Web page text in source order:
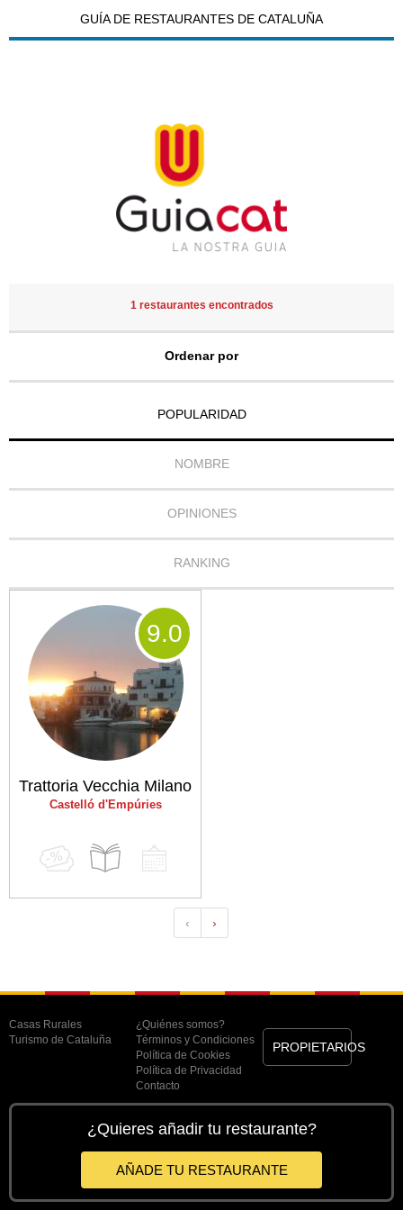
GUÍA DE RESTAURANTES DE CATALUÑA
1 restaurantes encontrados
Ordenar por
POPULARIDAD
NOMBRE
OPINIONES
RANKING
Trattoria Vecchia Milano
Castelló d'Empúries
9.0
‹ ›
Casas Rurales
Turismo de Cataluña
¿Quiénes somos?
Términos y Condiciones
Política de Cookies
Política de Privacidad
Contacto
PROPIETARIOS
¿Quieres añadir tu restaurante?
AÑADE TU RESTAURANTE